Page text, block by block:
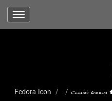
صفحه نخست Fedora Icon